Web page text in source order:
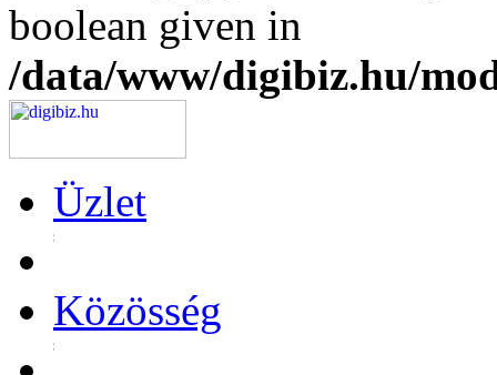
boolean given in
/data/www/digibiz.hu/
Üzlet
Közösség